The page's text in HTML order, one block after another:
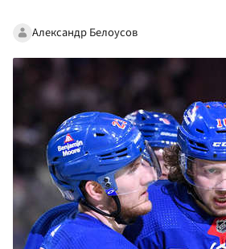
Александр Белоусов